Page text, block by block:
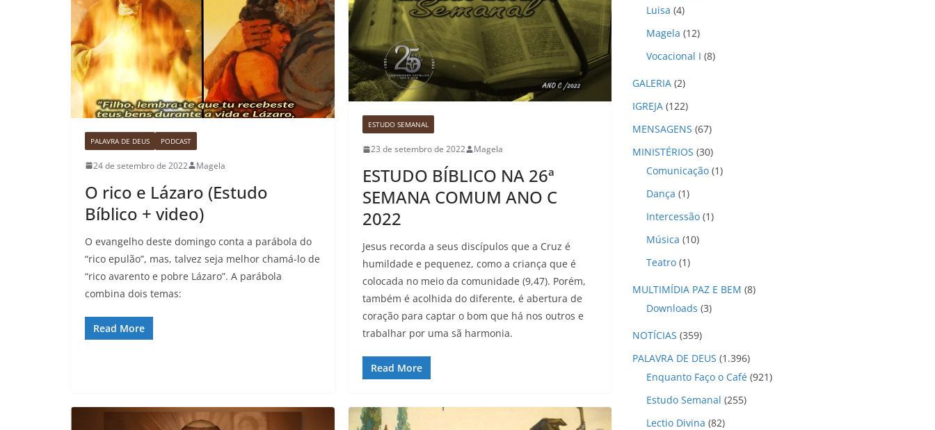
PALAVRA DE DEUS PODCAST
24 de setembro de 2022 Magela
O rico e Lázaro (Estudo
Bíblico + video)
O evangelho deste domingo conta a parábola do
“rico epulão”, mas, talvez seja melhor chamá-lo de
“rico avarento e pobre Lázaro”. A parábola
combina dois temas:
Read More
ESTUDO SEMANAL
23 de setembro de 2022 Magela
ESTUDO BÍBLICO NA 26ª
SEMANA COMUM ANO C
2022
Jesus recorda a seus discípulos que a Cruz é
humildade e pequenez, como a criança que é
colocada no meio da comunidade (9,47). Porém,
também é acolhida do diferente, é abertura de
coração para captar o bom que há nos outros e
trabalhar por uma sã harmonia.
Read More
Luisa (4)
Magela (12)
Vocacional I (8)
GALERIA (2)
IGREJA (122)
MENSAGENS (67)
MINISTÉRIOS (30)
Comunicação (1)
Dança (1)
Intercessão (1)
Música (10)
Teatro (1)
MULTIMÍDIA PAZ E BEM (8)
Downloads (3)
NOTÍCIAS (359)
PALAVRA DE DEUS (1.396)
Enquanto Faço o Café (921)
Estudo Semanal (255)
Lectio Divina (82)